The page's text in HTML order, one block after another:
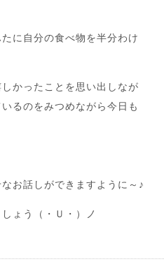
に自分の食べ物を半分わけ
かったことを思い出しなが
るのをみつめながら今日も
お話しができますように～♪
ょう（・Ｕ・）ノ